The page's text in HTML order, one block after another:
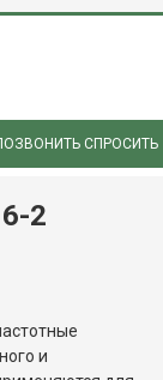
СПРОСИТЬ
2
и